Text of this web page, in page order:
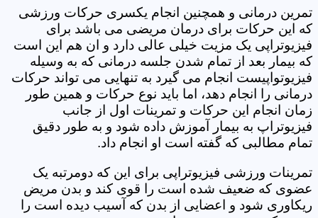
تمرین درمانی و همچنین انجام یکسری حرکات ورزشی
که این حرکات برای درمان مریضی می باشد برای
فیزیوتراپی یک مزیت خیلی عالی دارد و ان هم این است
که بیمار بعد از تمام شدن جلسه درمانی که به وسیله
فیزیوتواپیست انجام می گیرد به تنهایی می تواند حرکات
درمانی را انجام دهد، اما باید نوع حرکات و همین طور
زمان انجام این حرکات و تمرینات اول از جانب
فیزیوتراپ به بیمار آموزش داده شود و به طور دقیق
تمام مطالبی که گفته است او انجام داد.
تمرینات ورزشی فیزیوتراپی برای این که دومرتبه یک
عضوی که ضعیف شده است را قوی کند و بدن مریض
ریکاوری شود و اعضایی از بدن که آسیب دیده است را